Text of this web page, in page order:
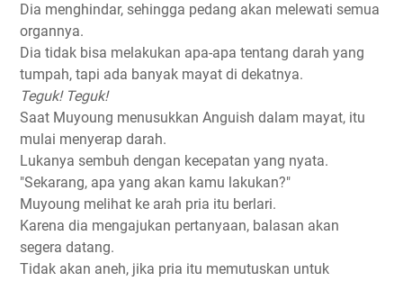
Dia menghindar, sehingga pedang akan melewati semua
organnya.
Dia tidak bisa melakukan apa-apa tentang darah yang
tumpah, tapi ada banyak mayat di dekatnya.
Teguk! Teguk!
Saat Muyoung menusukkan Anguish dalam mayat, itu
mulai menyerap darah.
Lukanya sembuh dengan kecepatan yang nyata.
"Sekarang, apa yang akan kamu lakukan?"
Muyoung melihat ke arah pria itu berlari.
Karena dia mengajukan pertanyaan, balasan akan
segera datang.
Tidak akan aneh, jika pria itu memutuskan untuk